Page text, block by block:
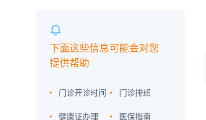
下面这些信息可能会对您
提供帮助
门诊开诊时间 门诊排班
健康证办理 医保指南